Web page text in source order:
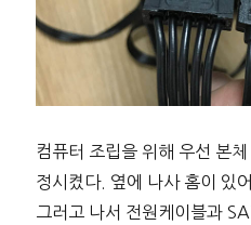
컴퓨터 조립을 위해 우선 본
정시켰다. 옆에 나사 홈이 있
그러고 나서 전원케이블과